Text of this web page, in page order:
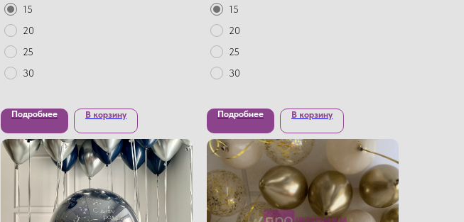
15
20
25
30
Подробнее В корзину
15
20
25
30
Подробнее В корзину